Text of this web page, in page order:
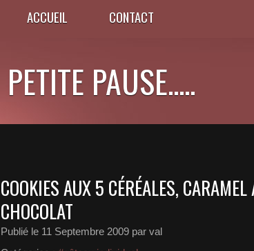
ACCUEIL CONTACT
PETITE PAUSE.....
COOKIES AUX 5 CÉRÉALES,
CHOCOLAT
Publié le 11 Septembre 2009 par val